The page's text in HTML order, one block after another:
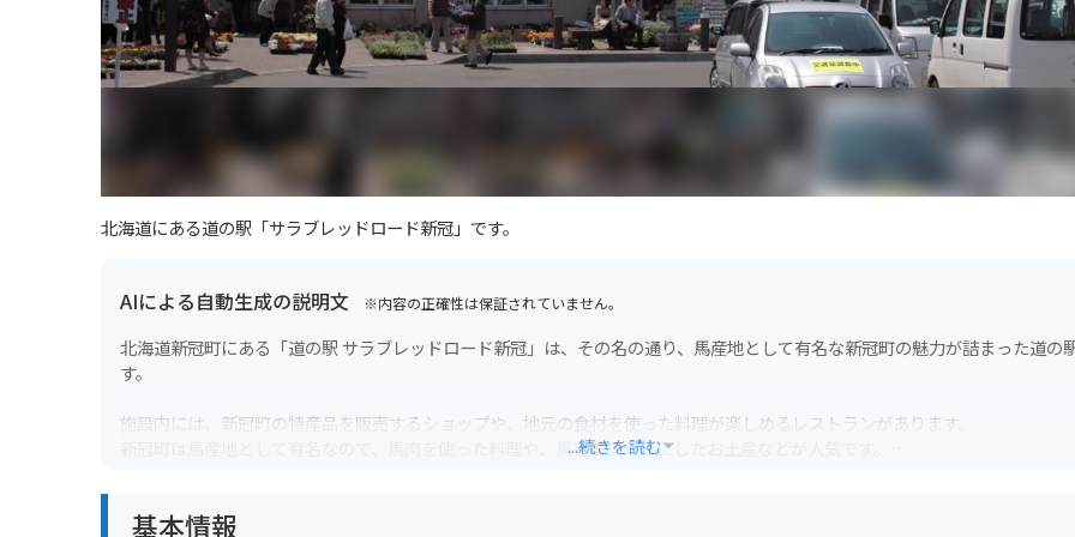
北海道にある道の駅「サラブレッドロード新冠」です。
AIによる自動生成の説明文 ※内容の正確性は保証されていません。
北海道新冠町にある「道の駅 サラブレッドロード新冠」は、その名の通り、馬産地として有名な新冠町の魅力が詰まった道の
す。
施設内には、新冠町の特産品を販売するショップや、地元の食材を使った料理が楽しめるレストランがあります。
新冠町は馬産地として有名なので、馬肉を使った料理や、馬をモチーフにしたお土産などが人気です。
競馬ファンはもちろん、そうでない方も楽しめる施設となっています。
...続きを読む
基本情報